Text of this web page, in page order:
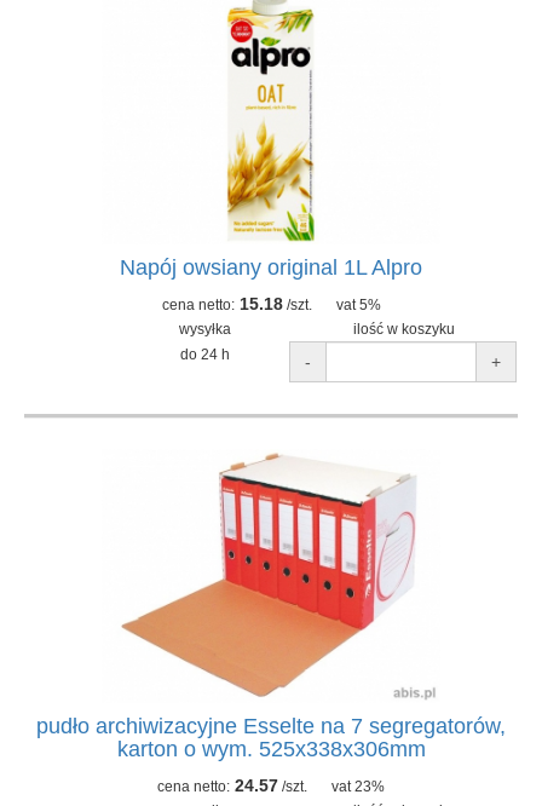
Napój owsiany original 1L Alpro
cena netto: 15.18/szt.
vat 5%
wysyłka
ilość w koszyku
do 24 h
- +
pudło archiwizacyjne Esselte na 7 segregatorów,
karton o wym. 525x338x306mm
cena netto: 24.57 /szt.
vat 23%